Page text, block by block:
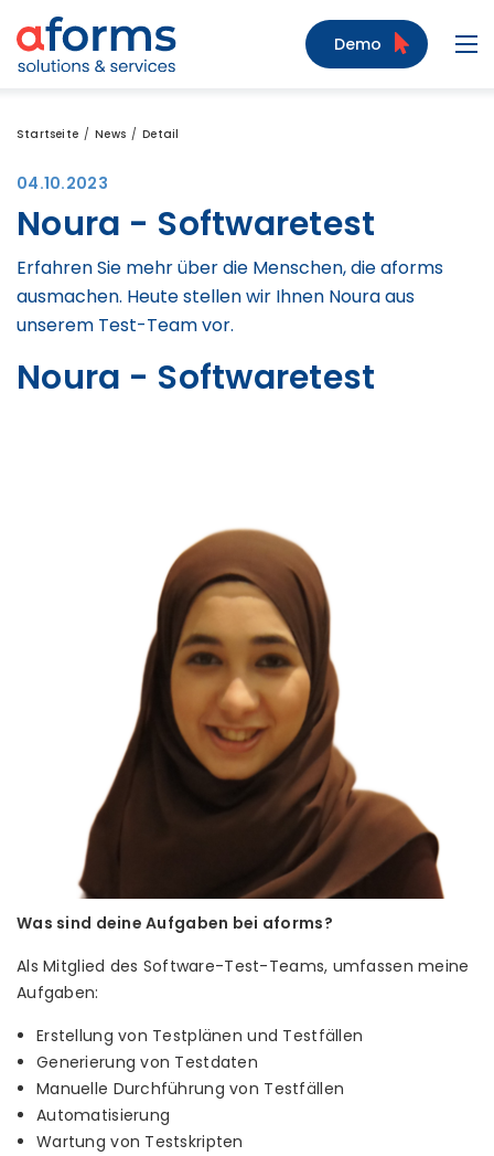
Zum Inhalt
Zum Menü
Zur Suche
Demo
Startseite News Detail
04.10.2023
Noura - Softwaretest
Erfahren Sie mehr über die Menschen, die aforms
ausmachen. Heute stellen wir Ihnen Noura aus
unserem Test-Team vor.
Noura - Softwaretest
Was sind deine Aufgaben bei aforms?
Als Mitglied des Software-Test-Teams, umfassen meine
Aufgaben:
Erstellung von Testplänen und Testfällen
Generierung von Testdaten
Manuelle Durchführung von Testfällen
Automatisierung
Wartung von Testskripten